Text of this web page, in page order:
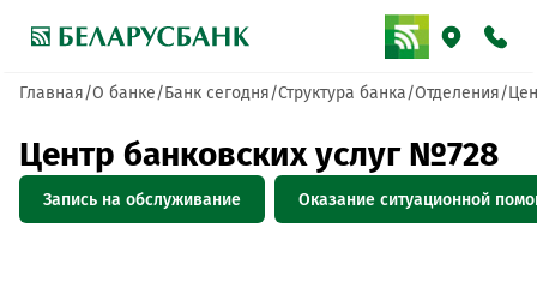
Главная О банке Банк сегодня Структура банка Отделения
Центр банковских услуг №728
Запись на обслуживание Оказание ситуационной